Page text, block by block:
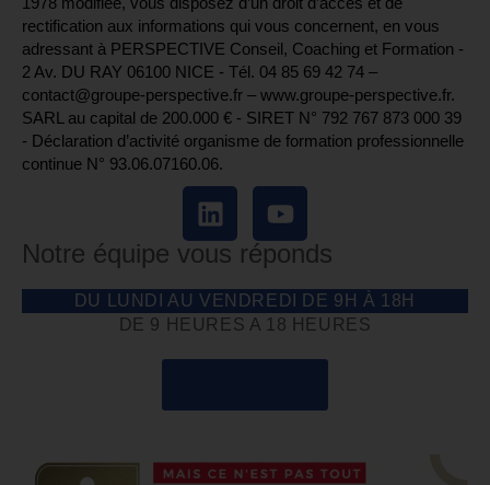
rectification aux informations qui vous concernent, en vous
adressant à PERSPECTIVE Conseil, Coaching et Formation -
2 Av. DU RAY 06100 NICE - Tél. 04 85 69 42 74⁩ –
contact@groupe-perspective.fr – www.groupe-perspective.fr.
SARL au capital de 200.000 € - SIRET N° 792 767 873 000 39
- Déclaration d’activité organisme de formation professionnelle
continue N° 93.06.07160.06.
Notre équipe vous réponds
DU LUNDI AU VENDREDI DE 9H À 18H
DE 9 HEURES A 18 HEURES